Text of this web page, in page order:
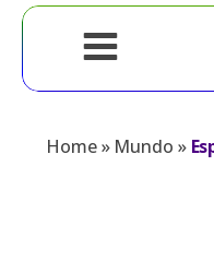
Home» Mundo »